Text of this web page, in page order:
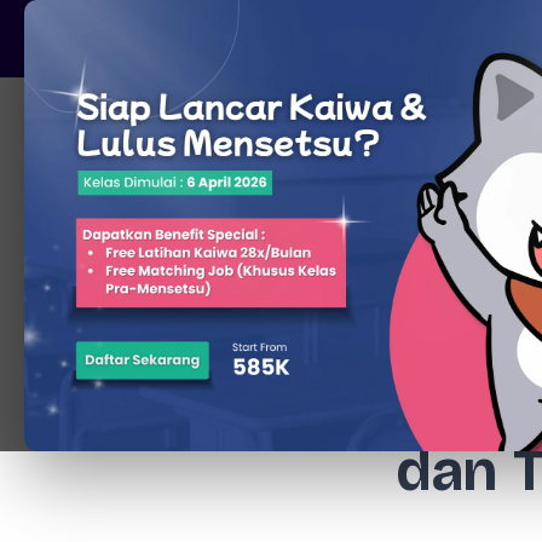
Pare, Kediri - Jawa Timur
Beranda
dan